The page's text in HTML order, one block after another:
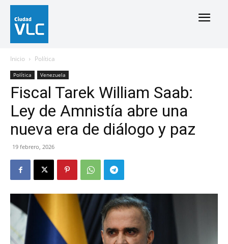
Inicio Política
Política Venezuela
Fiscal Tarek William Saab:
Ley de Amnistía abre una
nueva era de diálogo y paz
19 febrero, 2026